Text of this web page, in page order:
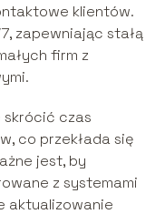
klientów.
zapewniając stałą
firm z
czas
co przekłada się
jest, by
z systemami
aktualizowanie